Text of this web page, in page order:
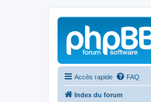
Accès rapide FAQ
Index du forum